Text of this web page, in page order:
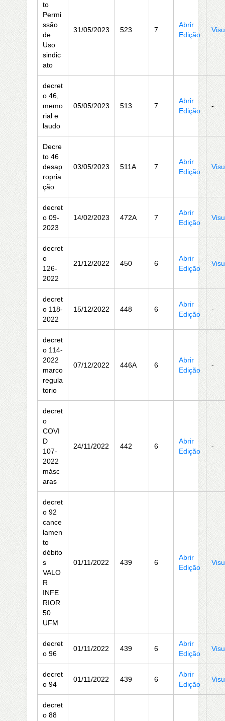
to
Permi
ssão
de
Uso
sindic
ato
31/05/2023 523 7
Abrir
Edição
decret
o 46,
memo
rial e
laudo
05/05/2023 513 7
Abrir
Edição
-
Decre
to 46
desap
ropria
ção
03/05/2023 511A 7
Abrir
Edição
decret
o 09-
2023
14/02/2023 472A 7
Abrir
Edição
decret
o
126-
2022
21/12/2022 450 6
Abrir
Edição
decret
o 118-
2022
15/12/2022 448 6
Abrir
Edição
-
decret
o 114-
2022
marco
regula
torio
07/12/2022 446A 6
Abrir
Edição
-
decret
o
COVI
D
107-
2022
másc
aras
24/11/2022 442 6
Abrir
Edição
-
decret
o 92
cance
lamen
to
débito
s
VALO
R
INFE
RIOR
50
UFM
01/11/2022 439 6
Abrir
Edição
decret
o 96
01/11/2022 439 6
Abrir
Edição
decret
o 94
01/11/2022 439 6
Abrir
Edição
decret
o 88